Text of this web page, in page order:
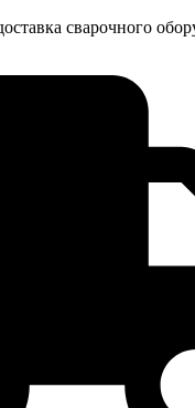
сварочного